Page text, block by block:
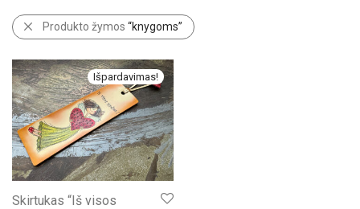
Produkto žymos “knygoms”
Išpardavimas!
Skirtukas “Iš visos